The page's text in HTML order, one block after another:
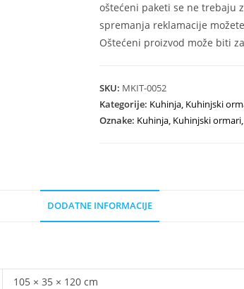
oštećeni paketi se ne trebaju
spremanja reklamacije
Oštećeni proizvod može biti
SKU: MKIT-0052
Kategorije: Kuhinja, Kuhinjski
Oznake: Kuhinja, Kuhinjski ormari,
DODATNE INFORMACIJE
105 × 35 × 120 cm